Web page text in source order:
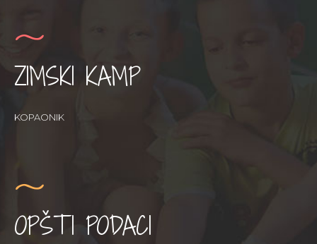
ZIMSKI KAMP
KOPAONIK
OPŠTI PODACI